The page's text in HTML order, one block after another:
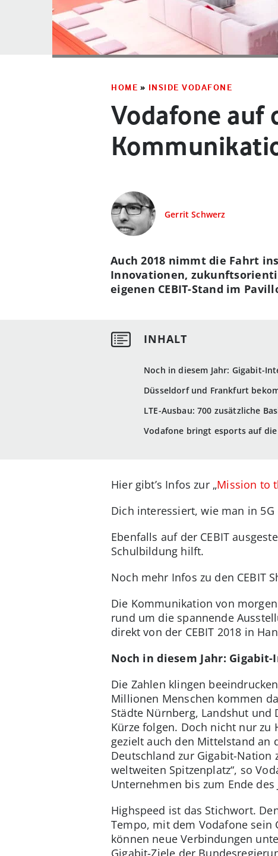
HOME » INSIDE VODAFONE
Vodafone auf
Gerrit Schwerz
Noch in diesem Jahr: Gigabit-
Düsseldorf und Frankfurt
LTE-Ausbau: 700 zusätzliche
Vodafone bringt esports auf
Auch 2018 nimmt die Fahrt
Innovationen,
eigenen CEBIT-Stand im
Hier gibt’s Infos zur „Mission to
Dich interessiert, wie man in
Ebenfalls auf der CEBIT
Schulbildung hilft.
Noch mehr Infos zu den CEBIT
Die Kommunikation von
rund um die spannende
direkt von der CEBIT 2018 in
Noch in diesem Jahr:
Die Zahlen klingen
Millionen Menschen kommen
Städte Nürnberg, Landshut
Kürze folgen. Doch nicht nur zu
gezielt auch den Mittelstand an
Deutschland zur Gigabit-Nation
weltweiten Spitzenplatz“, so
Unternehmen bis zum Ende
Highspeed ist das Stichwort.
Tempo, mit dem Vodafone sein
können neue Verbindungen
Gigabit-Ziele der